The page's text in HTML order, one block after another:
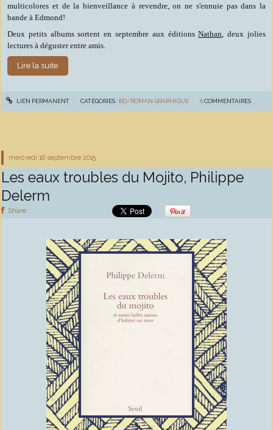
multicolores et de la bienveillance à revendre, on ne s'ennuie pas dans la
bande à Edmond!
Deux petits albums sortent en septembre aux éditionsNathan , deux jolies
lectures à déguster entre amis.
Lire la suite
LIEN PERMANENT CATÉGORIES : BD/ROMAN GRAPHIQUE 6COMMENTAIRES
mercredi 16 septembre 2015
Les eaux troubles du Mojito, Philippe
Delerm
Share